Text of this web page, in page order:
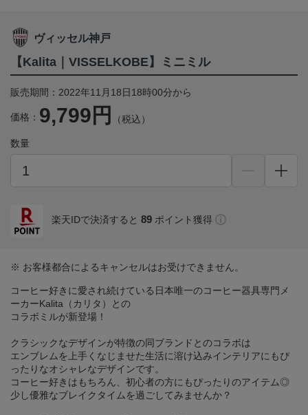
ヴィッセル神戸
【Kalita｜VISSELKOBE】ミニミル
販売期間：2022年11月18日18時00分から
価格： 9,799円 （税込）
数量
楽天IDで決済すると 89 ポイント獲得
※ お客様都合によるキャンセルはお受けできません。
コーヒー好きに愛され続けている日本唯一のコーヒー器具専門メ
ーカーKalita（カリタ）との
コラボミルが新登場！
クラシックなデザインが特徴の同ブランドとのコラボは
エンブレムを上手くなじませた生活に溶け込みインテリアにもぴ
ったりなオシャレなデザインです。
コーヒー好きはもちろん、初心者の方にもぴったりのアイテム◎
少し優雅なブレイクタイムを過ごしてみませんか？